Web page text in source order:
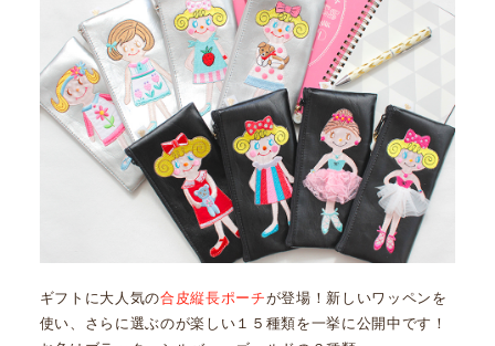
ギフトに大人気の合皮縦長ポーチが登場！新しいワッペンを
使い、さらに選ぶのが楽しい１５種類を一挙に公開中です！